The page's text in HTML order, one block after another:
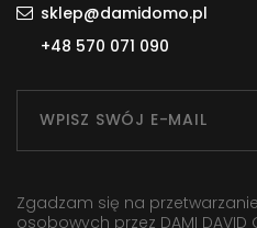
sklep@damidomo.pl
+48 570 071 090
Zgadzam się na
osobowych przez DAMI DAVID